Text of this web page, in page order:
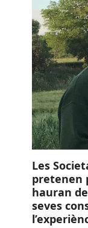
Les
pretenen
hauran
seves